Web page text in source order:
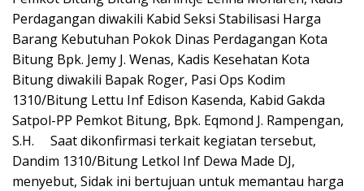
Perdagangan diwakili Kabid Seksi Stabilisasi Harga
Barang Kebutuhan Pokok Dinas Perdagangan Kota
Bitung Bpk. Jemy J. Wenas, Kadis Kesehatan Kota
Bitung diwakili Bapak Roger, Pasi Ops Kodim
1310/Bitung Lettu Inf Edison Kasenda, Kabid Gakda
Satpol-PP Pemkot Bitung, Bpk. Eqmond J. Rampengan,
S.H. Saat dikonfirmasi terkait kegiatan tersebut,
Dandim 1310/Bitung Letkol Inf Dewa Made DJ,
menyebut, Sidak ini bertujuan untuk memantau harga